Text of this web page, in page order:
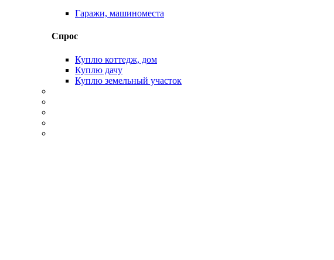
Гаражи, машиноместа
Спрос
Куплю коттедж, дом
Куплю дачу
Куплю земельный участок